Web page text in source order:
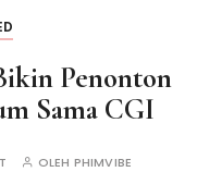
Penonton
Sama CGI
OLEH PHIMVIBE